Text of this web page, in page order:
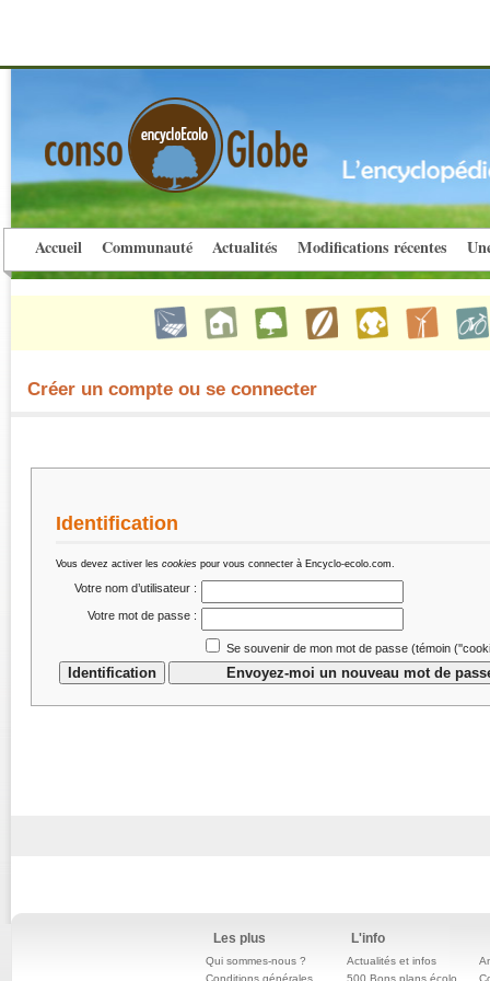
Accueil Communauté Actualités Modifications récentes
Créer un compte ou se connecter
Identification
Vous devez activer les cookies pour vous connecter à Encyclo-ecolo.com.
Votre nom d’utilisateur :
Votre mot de passe :
Se souvenir de mon mot de passe (témoin
Les plus
Qui sommes-nous ?
Conditions générales
L'info
Actualités et infos
500 Bons plans écolo